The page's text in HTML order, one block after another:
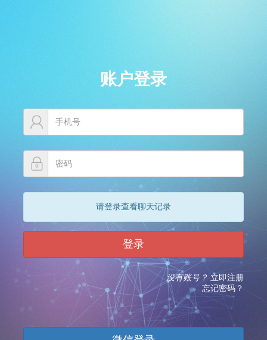
账户登录
请登录查看聊天记录
登录
没有账号？ 立即注册
忘记密码？